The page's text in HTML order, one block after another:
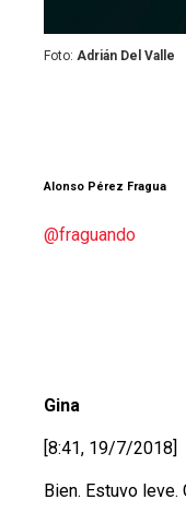
Foto: Adrián Del Valle
Alonso Pérez Fragua
@fraguando
Gina
[8:41, 19/7/2018]
Bien. Estuvo leve.